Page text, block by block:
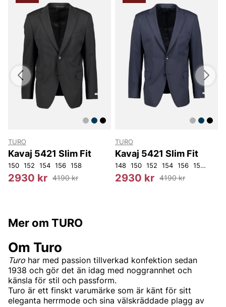
TURO
Kavaj 5421 Slim Fit
150 152 154 156 158
2930 kr 4190 kr
TURO
Kavaj 5421 Slim Fit
148 150 152 154 156 158
2930 kr 4190 kr
Mer om TURO
Om Turo
Turo har med passion tillverkad konfektion sedan
1938 och gör det än idag med noggrannhet och
känsla för stil och passform.
Turo är ett finskt varumärke som är känt för sitt
eleganta herrmode och sina välskräddade plagg av